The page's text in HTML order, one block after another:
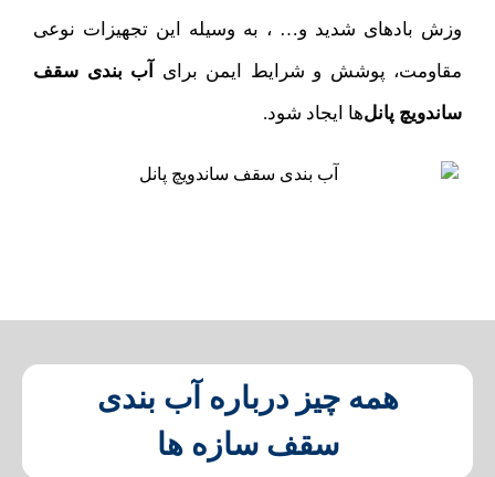
وزش باد‌های شدید و… ، به وسیله این تجهیزات نوعی
مقاومت، پوشش و شرایط ایمن برای آب بندی سقف
ساندویچ پانل‌ها ایجاد شود.
همه چیز درباره آب بندی
سقف سازه ها